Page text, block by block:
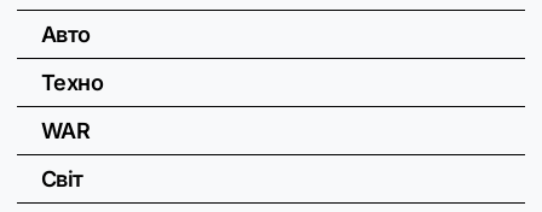
Авто
Техно
WAR
Світ